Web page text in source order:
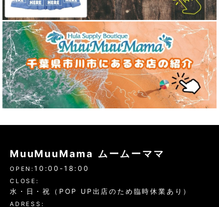
MuuMuuMama ムームーママ
OPEN: 10:00-18:00
CLOSE:
水・日・祝（POP UP出店のため臨時休業あり）
ADRESS: